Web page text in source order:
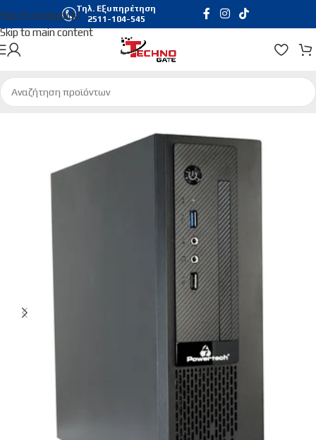
Skip to navigation
Skip to main content
Τηλ. Εξυπηρέτηση
2511-104-545
Αρχική σελίδα/Hardware & Software/Pc Cases